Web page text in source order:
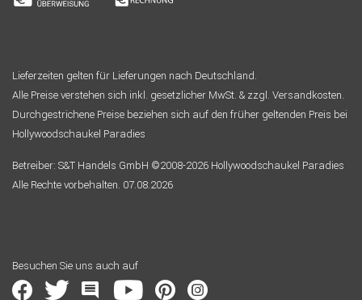
Lieferzeiten gelten für Lieferungen nach Deutschland.
Alle Preise verstehen sich inkl. gesetzlicher MwSt. & zzgl. Versandkosten.
Durchgestrichene Preise beziehen sich auf den früher geltenden Preis bei
Hollywoodschaukel Paradies
Betreiber: S&T Handels GmbH ©2008-2026 Hollywoodschaukel Paradies
Alle Rechte vorbehalten. 07.08.2026
Besuchen Sie uns auch auf